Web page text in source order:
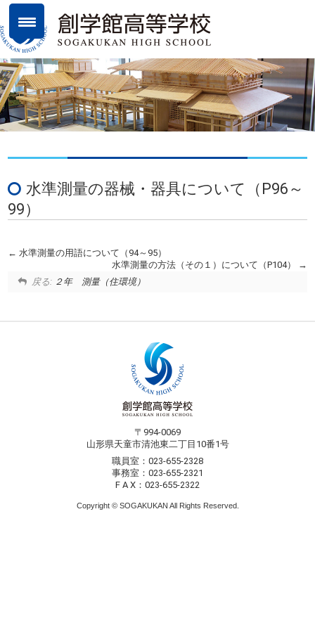
水準測量の器械・器具について（P96～
99）
水準測量の用語について（94～95）
水準測量の方法（その１）について（P104）
戻る: ２年 測量（住環境）
〒994-0069
山形県天童市清池東二丁目10番1号
職員室：023-655-2328
事務室：023-655-2321
F A X：023-655-2322
Copyright © SOGAKUKAN All Rights Reserved.